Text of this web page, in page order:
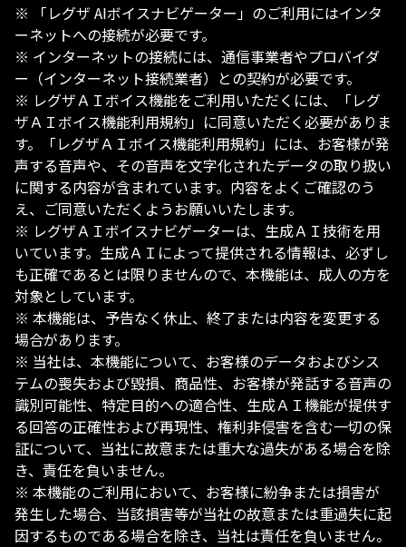
※ 「レグザ AIボイスナビゲーター」のご利用にはインタ
ーネットへの接続が必要です。
※ インターネットの接続には、通信事業者やプロバイダ
ー（インターネット接続業者）との契約が必要です。
※ レグザＡＩボイス機能をご利用いただくには、「レグ
ザＡＩボイス機能利用規約」に同意いただく必要がありま
す。「レグザＡＩボイス機能利用規約」には、お客様が発
声する音声や、その音声を文字化されたデータの取り扱い
に関する内容が含まれています。内容をよくご確認のう
え、ご同意いただくようお願いいたします。
※ レグザＡＩボイスナビゲーターは、生成ＡＩ技術を用
いています。生成ＡＩによって提供される情報は、必ずし
も正確であるとは限りませんので、本機能は、成人の方を
対象としています。
※ 本機能は、予告なく休止、終了または内容を変更する
場合があります。
※ 当社は、本機能について、お客様のデータおよびシス
テムの喪失および毀損、商品性、お客様が発話する音声の
識別可能性、特定目的ヘの適合性、生成ＡＩ機能が提供す
る回答の正確性および再現性、権利非侵害を含む一切の保
証について、当社に故意または重大な過失がある場合を除
き、責任を負いません。
※ 本機能のご利用において、お客様に紛争または損害が
発生した場合、当該損害等が当社の故意または重過失に起
因するものである場合を除き、当社は責任を負いません。